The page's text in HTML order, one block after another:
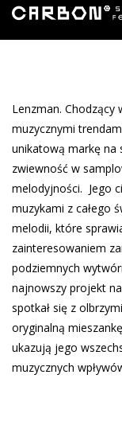
Lenzman. Chodzący
muzycznymi
unikatową markę na
zwiewność w
melodyjności. Jego
muzykami z całego
melodii, które
zainteresowaniem
podziemnych
najnowszy projekt
spotkał się z
oryginalną
ukazują jego
muzycznych